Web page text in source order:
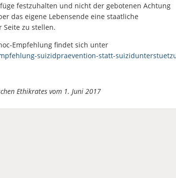
festzuhalten und nicht der gebotenen Achtung
das eigene Lebensende eine staatliche
zu stellen.
Empfehlung findet sich unter
suizidpraevention-statt-
Ethikrates vom 1. Juni 2017